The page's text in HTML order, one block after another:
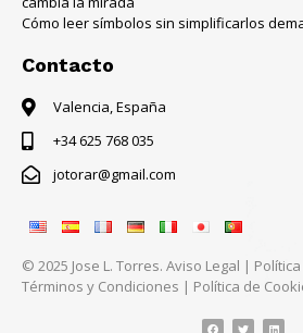
Cómo leer símbolos sin simplificarlos
Contacto
Valencia, España
+34 625 768 035
jotorar@gmail.com
© 2025 Jose L. Torres. Aviso Legal |
Términos y Condiciones | Política de